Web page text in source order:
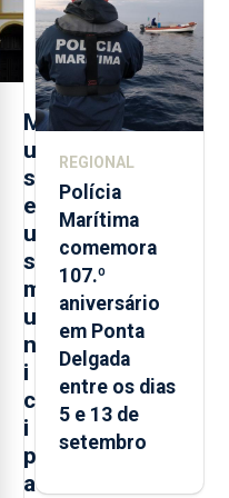
M
u
s
e
u
s
m
u
n
i
c
i
p
a
turística
REGIONAL
Polícia
Marítima
comemora
107.º
aniversário
em Ponta
Delgada
entre os dias
5 e 13 de
setembro